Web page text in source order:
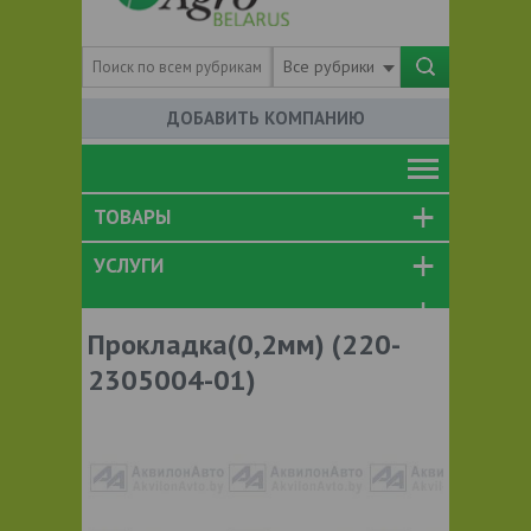
Все рубрики
ДОБАВИТЬ КОМПАНИЮ
ТОВАРЫ
УСЛУГИ
Прокладка(0,2мм) (220-
2305004-01)